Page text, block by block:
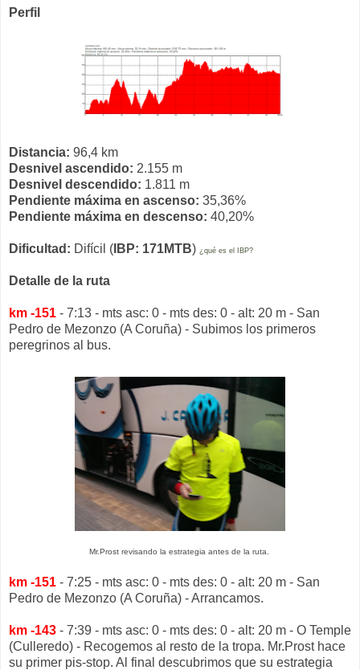
Perfil
Distancia: 96,4 km
Desnivel ascendido: 2.155 m
Desnivel descendido: 1.811 m
Pendiente máxima en ascenso: 35,36%
Pendiente máxima en descenso: 40,20%
Dificultad: Difícil ( IBP: 171MTB) ¿qué es el IBP?
Detalle de la ruta
km -151 - 7:13 - mts asc: 0 - mts des: 0 - alt: 20 m - San
Pedro de Mezonzo (A Coruña) - Subimos los primeros
peregrinos al bus.
Mr.Prost revisando la estrategia antes de la ruta.
km -151 - 7:25 - mts asc: 0 - mts des: 0 - alt: 20 m - San
Pedro de Mezonzo (A Coruña) - Arrancamos.
km -143 - 7:39 - mts asc: 0 - mts des: 0 - alt: 20 m - O Temple
(Culleredo) - Recogemos al resto de la tropa. Mr.Prost hace
su primer pis-stop. Al final descubrimos que su estrategia